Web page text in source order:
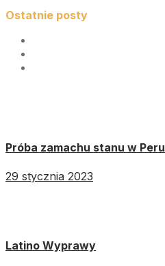
Ostatnie posty
Próba zamachu stanu w Peru
29 stycznia 2023
Latino Wyprawy